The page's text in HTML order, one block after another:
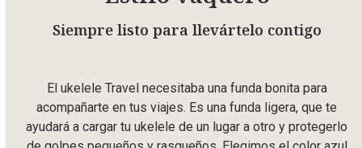
Siempre listo para llevártelo contigo
El ukelele Travel necesitaba una funda bonita para
acompañarte en tus viajes. Es una funda ligera, que te
ayudará a cargar tu ukelele de un lugar a otro y protegerlo